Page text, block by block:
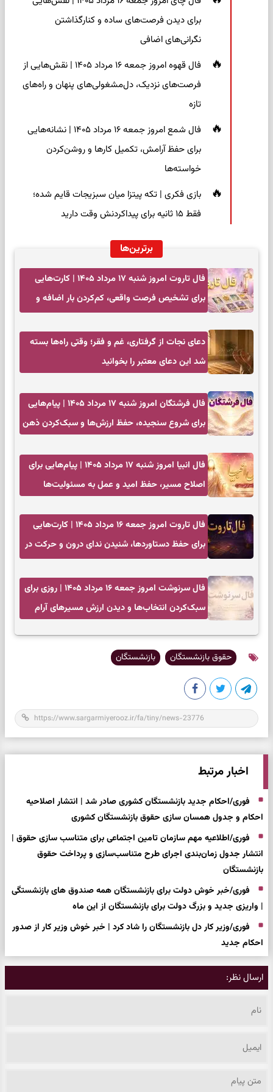
برای دیدن فرصت‌های ساده و کنارگذاشتن
نگرانی‌های اضافی
فال قهوه امروز جمعه ۱۶ مرداد ۱۴۰۵ | نقش‌هایی از
فرصت‌های نزدیک، دل‌مشغولی‌های پنهان و راه‌های
تازه
فال شمع امروز جمعه ۱۶ مرداد ۱۴۰۵ | نشانه‌هایی
برای حفظ آرامش، تکمیل کارها و روشن‌کردن
خواسته‌ها
بازی فکری | تکه پیتزا میان سبزیجات قایم شده؛
فقط ۱۵ ثانیه برای پیداکردنش وقت دارید
برترین‌ها
فال تاروت امروز شنبه ۱۷ مرداد ۱۴۰۵ | کارت‌هایی
برای تشخیص فرصت واقعی، کم‌کردن بار اضافه و
دعای نجات از گرفتاری، غم و فقر؛ وقتی راه‌ها بسته
شد این دعای معتبر را بخوانید
فال فرشتگان امروز شنبه ۱۷ مرداد ۱۴۰۵ | پیام‌هایی
برای شروع سنجیده، حفظ ارزش‌ها و سبک‌کردن ذهن
فال انبیا امروز شنبه ۱۷ مرداد ۱۴۰۵ | پیام‌هایی برای
اصلاح مسیر، حفظ امید و عمل به مسئولیت‌ها
فال تاروت امروز جمعه ۱۶ مرداد ۱۴۰۵ | کارت‌هایی
برای حفظ دستاوردها، شنیدن ندای درون و حرکت در
فال سرنوشت امروز جمعه ۱۶ مرداد ۱۴۰۵ | روزی برای
سبک‌کردن انتخاب‌ها و دیدن ارزش مسیرهای آرام
حقوق بازنشستگان بازنشستگان
اخبار مرتبط
فوری/احکام جدید بازنشستگان کشوری صادر شد | انتشار اصلاحیه
احکام و جدول همسان سازی حقوق بازنشستگان کشوری
فوری/اطلاعیه مهم سازمان تامین اجتماعی برای متناسب سازی حقوق |
انتشار جدول زمان‌بندی اجرای طرح متناسب‌سازی و پرداخت حقوق
بازنشستگان
فوری/خبر خوش دولت برای بازنشستگان همه صندوق های بازنشستگی
| واریزی جدید و بزرگ دولت برای بازنشستگان از این ماه
فوری/وزیر کار دل بازنشستگان را شاد کرد | خبر خوش وزیر کار از صدور
احکام جدید
ارسال نظر: